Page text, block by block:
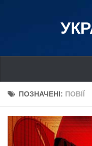
Україна
Дніпро
Львів
ПОЗНАЧЕНІ: ПОВІЇ